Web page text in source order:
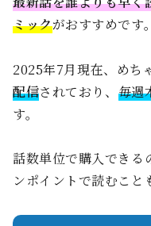
ミックがおすすめです。
2025年7月現在、めち
配信されており、 毎週
す。
話数単位で購入できる
ンポイントで読むこと